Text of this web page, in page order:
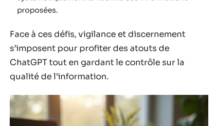
proposées.
Face à ces défis, vigilance et discernement
s’imposent pour profiter des atouts de
ChatGPT tout en gardant le contrôle sur la
qualité de l’information.